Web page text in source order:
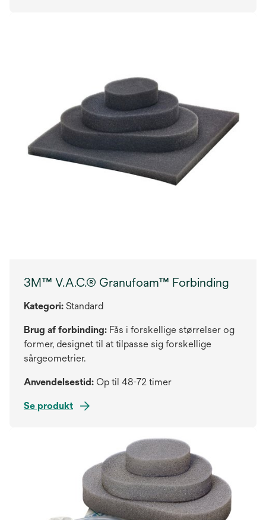
3M™ V.A.C.® Granufoam™ Forbinding
Kategori: Standard
Brug af forbinding: Fås i forskellige størrelser og
former, designet til at tilpasse sig forskellige
sårgeometrier.
Anvendelsestid: Op til 48-72 timer
Se produkt